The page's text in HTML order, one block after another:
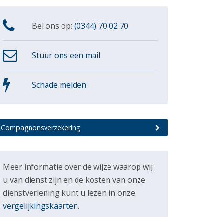
Bel ons op: (0344) 70 02 70
Stuur ons een mail
Schade melden
Compagnonsverzekering
Meer informatie over de wijze waarop wij
u van dienst zijn en de kosten van onze
dienstverlening kunt u lezen in onze
vergelijkingskaarten.